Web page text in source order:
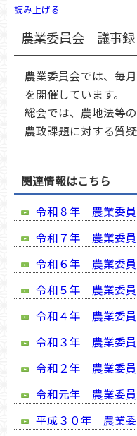
読み上げる
農業委員会 議事録
農業委員会では、毎
を開催しています。
総会では、農地法等
農政課題に対する質
関連情報はこちら
令和８年 農業委
令和７年 農業委
令和６年 農業委
令和５年 農業委
令和４年 農業委
令和３年 農業委
令和２年 農業委
令和元年 農業委
平成３０年 農業